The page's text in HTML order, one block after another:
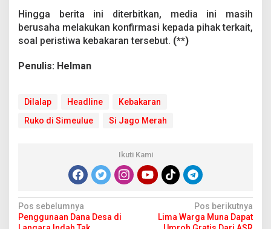
Hingga berita ini diterbitkan, media ini masih
berusaha melakukan konfirmasi kepada pihak terkait,
soal peristiwa kebakaran tersebut. (**)
Penulis: Helman
Dilalap Headline
Kebakaran
Ruko di Simeulue
Si Jago Merah
Ikuti Kami
N
Pos sebelumnya
Penggunaan Dana Desa di
Pos berikutnya
Lima Warga Muna Dapat